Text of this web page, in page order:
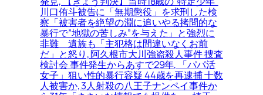
川口侑斗被告に「無期懲役」を求刑した検
察「被害者を絶望の淵に追いやる拷問的な
暴行で”地獄の苦しみ”を与えた」と強烈に
非難＿遺族も「主犯格は間違いなくお前
だ」と怒り, 阿久根市大川強盗殺人事件 捜査
検討会 事件発生からあすで29年, 「パパ活
女子」狙い性的暴行容疑 44歳を再逮捕 十数
人被害か, 3人射殺の八王子ナンペイ事件か